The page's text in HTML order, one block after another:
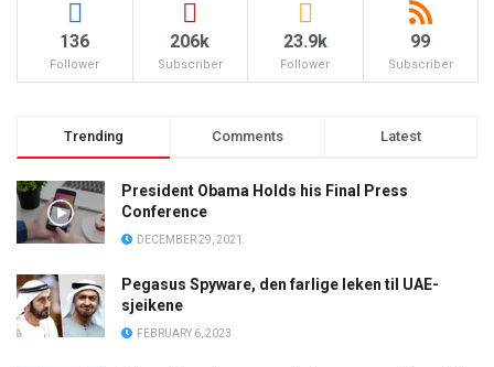
136
Follower
206k
Subscriber
23.9k
Follower
99
Subscriber
Trending Comments Latest
President Obama Holds his Final Press
Conference
DECEMBER 29, 2021
Pegasus Spyware, den farlige leken til UAE-
sjeikene
FEBRUARY 6, 2023